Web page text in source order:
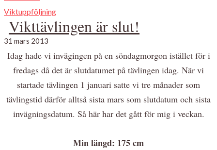
Viktuppföljning
Vikttävlingen är slut!
31 mars 2013
Idag hade vi invägingen på en söndagmorgon istället för i
fredags då det är slutdatumet på tävlingen idag. När vi
startade tävlingen 1 januari satte vi tre månader som
tävlingstid därför alltså sista mars som slutdatum och sista
invägningsdatum. Så här har det gått för mig i veckan.
Min längd: 175 cm